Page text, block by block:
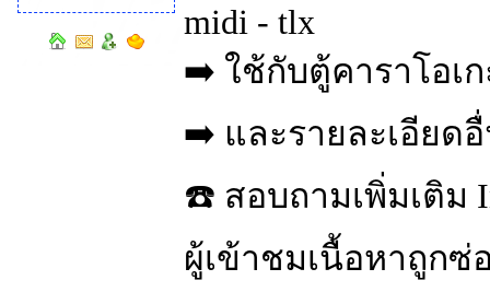
midi - tlx
➡️ ใช้กับตู้คาราโอเ
➡️ และรายละเอียด
☎️ สอบถามเพิ่มเติม
ผู้เข้าชมเนื้อหาถูก